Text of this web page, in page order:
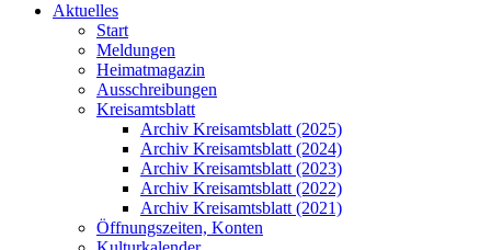
Aktuelles
Start
Meldungen
Heimatmagazin
Ausschreibungen
Kreisamtsblatt
Archiv Kreisamtsblatt (2025)
Archiv Kreisamtsblatt (2024)
Archiv Kreisamtsblatt (2023)
Archiv Kreisamtsblatt (2022)
Archiv Kreisamtsblatt (2021)
Öffnungszeiten, Konten